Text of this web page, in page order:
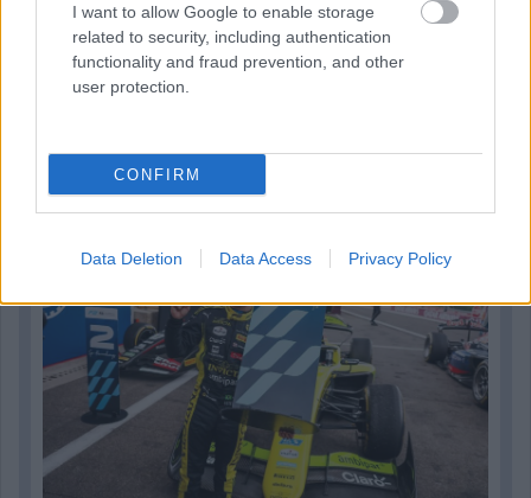
I want to allow Google to enable storage
related to security, including authentication
functionality and fraud prevention, and other
user protection.
CONFIRM
Data Deletion Data Access Privacy Policy